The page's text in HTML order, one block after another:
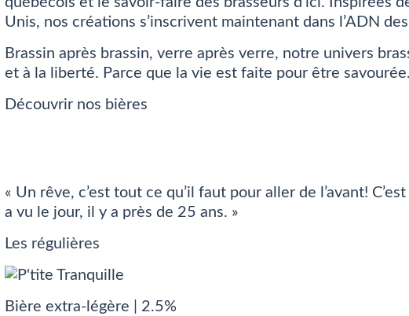
Unis, nos créations s’inscrivent maintenant dans l’ADN
Brassin après brassin, verre après verre, notre univers
et à la liberté. Parce que la vie est faite pour être
Découvrir nos bières
« Un rêve, c’est tout ce qu’il faut pour aller de l’avant!
a vu le jour, il y a près de 25 ans. »
Les régulières
Bière extra-légère | 2.5%